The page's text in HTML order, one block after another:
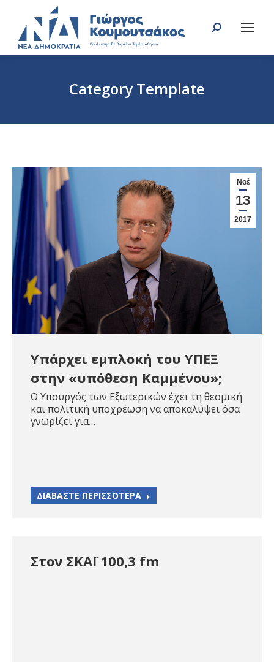
Search:
Category Template
Νοέ
13
2017
Υπάρχει εμπλοκή του ΥΠΕΞ
στην «υπόθεση Καμμένου»;
Ο Υπουργός των Εξωτερικών έχει τη θεσμική
και πολιτική υποχρέωση να αποκαλύψει όσα
γνωρίζει για…
ΔΙΑΒΑΣΤΕ ΠΕΡΙΣΣΟΤΕΡΑ
Στον ΣΚΑΪ 100,3 fm